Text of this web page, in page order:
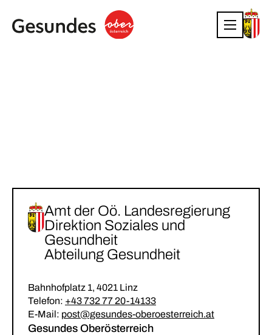
Amt der Oö. Landesregierung
Direktion Soziales und
Gesundheit
Abteilung Gesundheit
Bahnhofplatz 1, 4021 Linz
Telefon: +43 732 77 20-14133
E-Mail: post@gesundes-oberoesterreich.at
Gesundes Oberösterreich